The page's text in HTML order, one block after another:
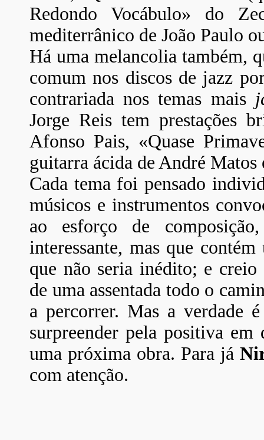
Redondo Vocábulo» do
mediterrânico de João Paulo
Há uma melancolia também,
comum nos discos de jazz
contrariada nos temas mais
Jorge Reis tem prestações
Afonso Pais, «Quase
guitarra ácida de André
Cada tema foi pensado
músicos e instrumentos
ao esforço de
interessante, mas que
que não seria inédito; e
de uma assentada todo o
a percorrer. Mas a verdade
surpreender pela positiva em
uma próxima obra. Para já
com atenção.